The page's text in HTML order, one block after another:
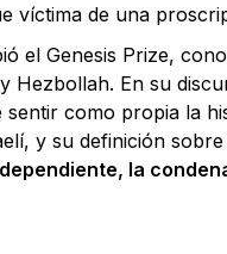
víctima de una
el Genesis Prize,
Hezbollah. En su
como propia la
y su definición
la